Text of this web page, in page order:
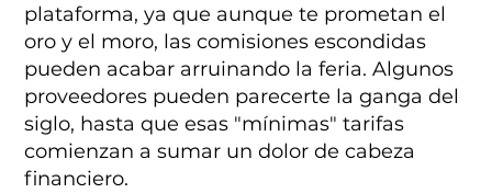
plataforma, ya que aunque te prometan el
oro y el moro, las comisiones escondidas
pueden acabar arruinando la feria. Algunos
proveedores pueden parecerte la ganga del
siglo, hasta que esas "mínimas" tarifas
comienzan a sumar un dolor de cabeza
financiero.